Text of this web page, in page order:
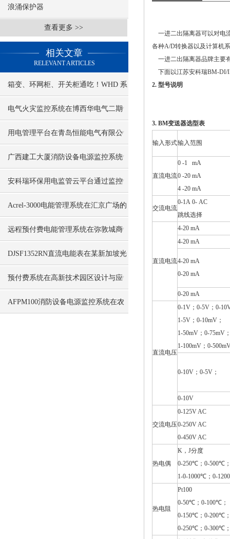
浪涌保护器
查看更多 >>
相关文章
RELEVANT ARTICLES
箱变、环网柜、开关柜通吃！WHD 系
列控制器的 “万能适配” 秘籍
电气火灾监控系统在博西华电气二期
家电中心库项目的应用
用电管理平台在青岛恒能电气有限公
司的应用
广西建工大厦消防设备电源监控系统
的设计与应用
安科瑞环保用电监管云平台通过监控
生产设备以及污染治理
Acrel-3000电能管理系统在汇京广场的
应用
远程预付费电能管理系统在弥敦城商
业广场的设计与应用
DJSF1352RN直流电能表在某新加坡光
伏储能系统中的应用
预付费系统在高新技术园区设计与应
用
AFPM100消防设备电源监控系统在农
一进二出隔离器可以对电
各种A/D转换器以及计算机
一进二出隔离器品牌主要
下面以江苏安科瑞BM-DI/
2. 型号说明
3. BM变送器选型表
输入形式输入范围
直流电流
0 -1 mA
0 -20 mA
4 -20 mA
交流电流
0-1A 0- AC
跳线选择
直流电流
4-20 mA
4-20 mA
4-20 mA
0-20 mA
0-20 mA
直流电压
0-1V；0-5V；0-
1-5V；0-10mV；
1-50mV；0-75mV
1-100mV；0-
0-10V；0-5V；
0-10V
交流电压
0-125V AC
0-250V AC
0-450V AC
热电偶
K，J分度
0-250℃；0-500℃
1-0-1000℃；0-
热电阻
Pt100
0-50℃；0-100℃；
0-150℃；0-200℃
0-250℃；0-300℃